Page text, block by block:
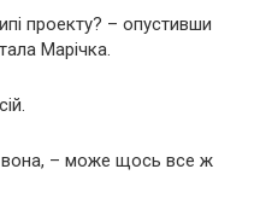
проекту? – опустивши
Марічка.
– може щось все ж